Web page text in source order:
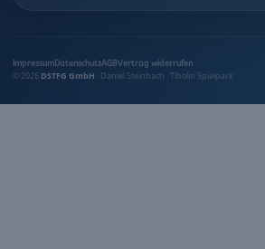
Impressum DatenschutzAGBVertrag widerrufen
© 2026 DSTFG GmbH · Daniel Steinbach . Tibolin Spielpark